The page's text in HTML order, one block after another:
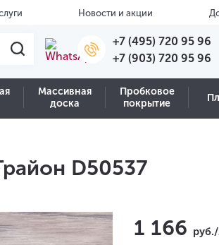
Новости и акции
+7 (495) 720 95 96
+7 (903) 720 95 96
Массивная
доска
Пробковое
покрытие
D50537
1 166